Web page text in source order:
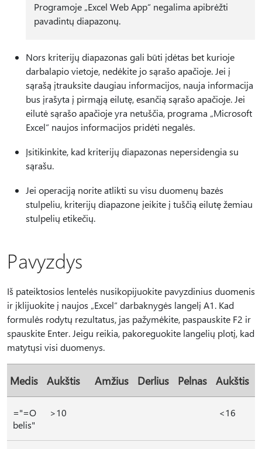
Programoje „Excel Web App“ negalima apibrėžti
pavadintų diapazonų.
Nors kriterijų diapazonas gali būti įdėtas bet kurioje
darbalapio vietoje, nedėkite jo sąrašo apačioje. Jei į
sąrašą įtrauksite daugiau informacijos, nauja informacija
bus įrašyta į pirmąją eilutę, esančią sąrašo apačioje. Jei
eilutė sąrašo apačioje yra netuščia, programa „Microsoft
Excel“ naujos informacijos pridėti negalės.
Įsitikinkite, kad kriterijų diapazonas nepersidengia su
sąrašu.
Jei operaciją norite atlikti su visu duomenų bazės
stulpeliu, kriterijų diapazone įeikite į tuščią eilutę žemiau
stulpelių etikečių.
Pavyzdys
Iš pateiktosios lentelės nusikopijuokite pavyzdinius duomenis
ir įklijuokite į naujos „Excel“ darbaknygės langelį A1. Kad
formulės rodytų rezultatus, jas pažymėkite, paspauskite F2 ir
spauskite Enter. Jeigu reikia, pakoreguokite langelių plotį, kad
matytųsi visi duomenys.
Medis Aukštis Amžius Derlius Pelnas Aukštis
="=O
belis"
>10 <16